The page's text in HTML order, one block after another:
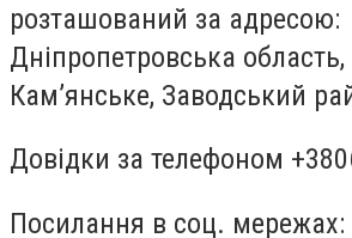
розташований за адресою:
Дніпропетровська область,
Кам’янське, Заводський
Довідки за телефоном
Посилання в соц. мережах: